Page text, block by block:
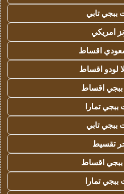
ببجي تابي
امريكي
سعودي اقساط
لودو اقساط
اقساط
تمارا
ببجي تابي
تقسيط
اقساط
تمارا